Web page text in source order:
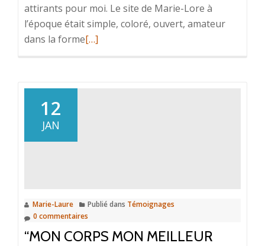
attirants pour moi. Le site de Marie-Lore à
l’époque était simple, coloré, ouvert, amateur
dans la formeEn
[…]
12
JAN
Marie-Laure Publié dans Témoignages
0 commentaires
“MON CORPS MON MEILLEUR